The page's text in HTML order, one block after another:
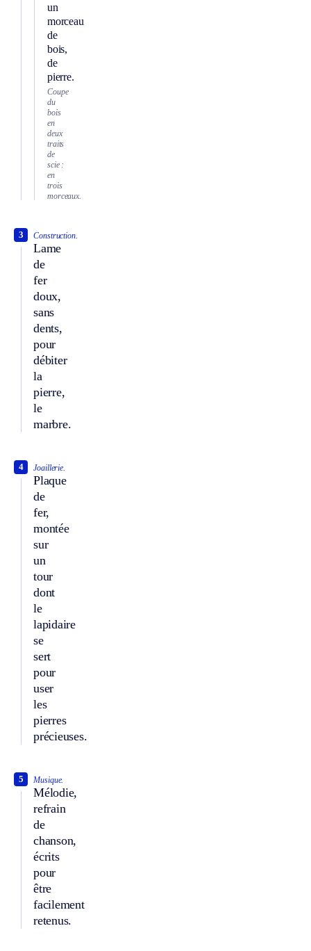
un
morceau
de
bois,
de
pierre.
Coupe
du
bois
en
deux
traits
de
scie :
en
trois
morceaux.
Construction.
Lame
de
fer
doux,
sans
dents,
pour
débiter
la
pierre,
le
marbre.
3
Joaillerie.
Plaque
de
fer,
montée
sur
un
tour
dont
le
lapidaire
se
sert
pour
user
les
pierres
précieuses.
4
Musique.
Mélodie,
refrain
de
chanson,
écrits
pour
être
facilement
retenus.
5